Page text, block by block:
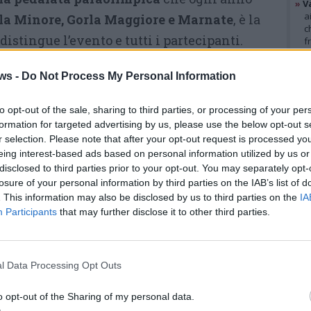
- Do Not Process My Personal Information
opt-out of the sale, sharing to third parties, or processing of your
for targeted advertising by us, please use the below opt-out
selection. Please note that after your opt-out request is processed
interest-based ads based on personal information utilized by us
to third parties prior to your opt-out. You may separately
of your personal information by third parties on the IAB’s list of
This information may also be disclosed by us to third parties on the
Participants that may further disclose it to other third parties.
Data Processing Opt Outs
opt-out of the Sharing of my personal data.
Minore, Gorla Maggiore e Marnate, è la
l’evento e tutti i partecipanti.
edizione, la gara – disputata lo scorso 27
tutti anche quest’anno, nonostante il
avesse fatto preoccupare gli
Valle Olona .
ConGiancarlo Agazziin testa, la
macchina organizzativa che sta
dietro alla corsa ciclistica aveva
decenni da chi arriva pedalando,
ma anche dal folto pubblico che
»